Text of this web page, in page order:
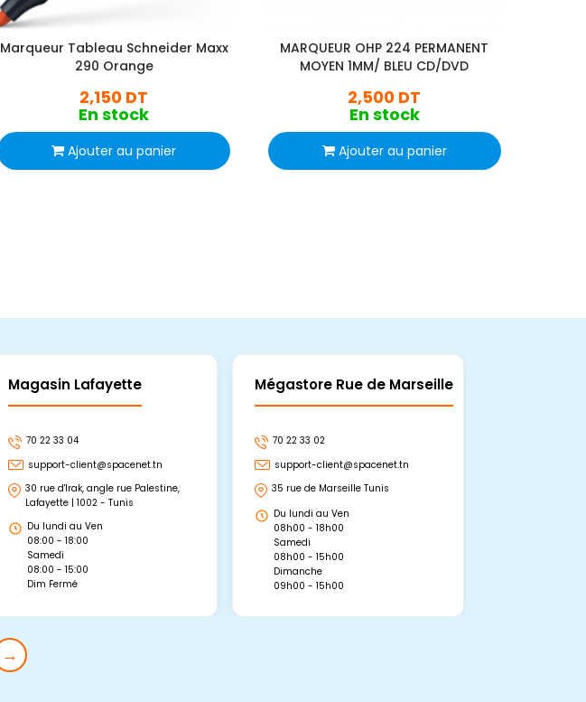
Marqueur Tableau Schneider Maxx
290 Orange
2,150 DT
En stock
Ajouter au panier
MARQUEUR OHP 224 PERMANENT
MOYEN 1MM/ BLEU CD/DVD
2,500 DT
En stock
Ajouter au panier
Magasin Lafayette
70 22 33 04
support-client@spacenet.tn
30 rue d'Irak, angle rue Palestine,
Lafayette | 1002 - Tunis
Du lundi au Ven
08:00 - 18:00
Samedi
08:00 - 15:00
Dim Fermé
Mégastore Rue de Marseille
70 22 33 02
support-client@spacenet.tn
35 rue de Marseille Tunis
Du lundi au Ven
08h00 - 18h00
Samedi
08h00 - 15h00
Dimanche
09h00 - 15h00
→